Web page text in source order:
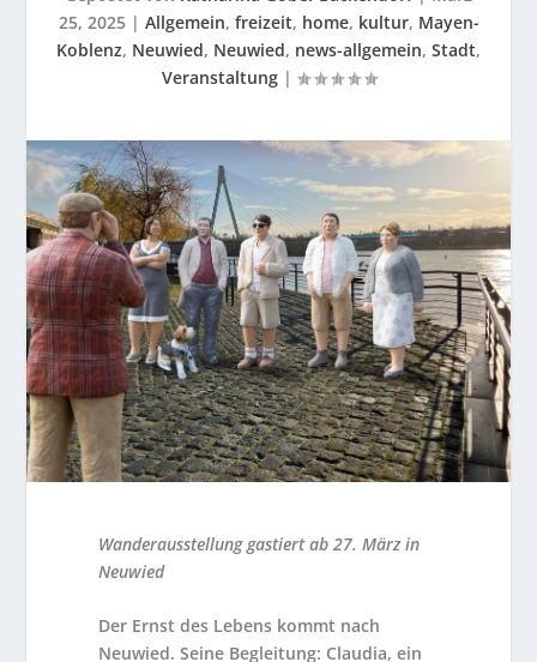
25, 2025| Allgemein, freizeit, home, kultur, Mayen-
Koblenz, Neuwied, Neuwied, news-allgemein, Stadt,
Veranstaltung|
Wanderausstellung gastiert ab 27. März in
Neuwied
Der Ernst des Lebens kommt nach
Neuwied. Seine Begleitung: Claudia, ein